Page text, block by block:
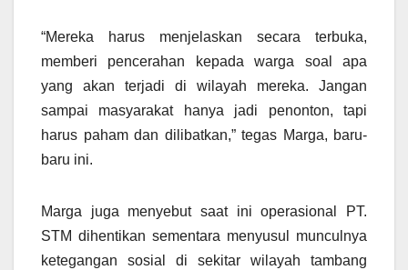
“Mereka harus menjelaskan secara terbuka,
memberi pencerahan kepada warga soal apa
yang akan terjadi di wilayah mereka. Jangan
sampai masyarakat hanya jadi penonton, tapi
harus paham dan dilibatkan,” tegas Marga, baru-
baru ini.
Marga juga menyebut saat ini operasional PT.
STM dihentikan sementara menyusul munculnya
ketegangan sosial di sekitar wilayah tambang